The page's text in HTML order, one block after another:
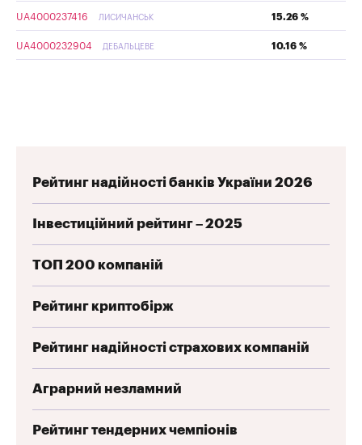
UA4000237416 ЛИСИЧАНСЬК 15.26 %
UA4000232904 ДЕБАЛЬЦЕВЕ 10.16 %
Рейтинг надійності банків України 2026
Інвестиційний рейтинг – 2025
ТОП 200 компаній
Рейтинг криптобірж
Рейтинг надійності страхових компаній
Аграрний незламний
Рейтинг тендерних чемпіонів